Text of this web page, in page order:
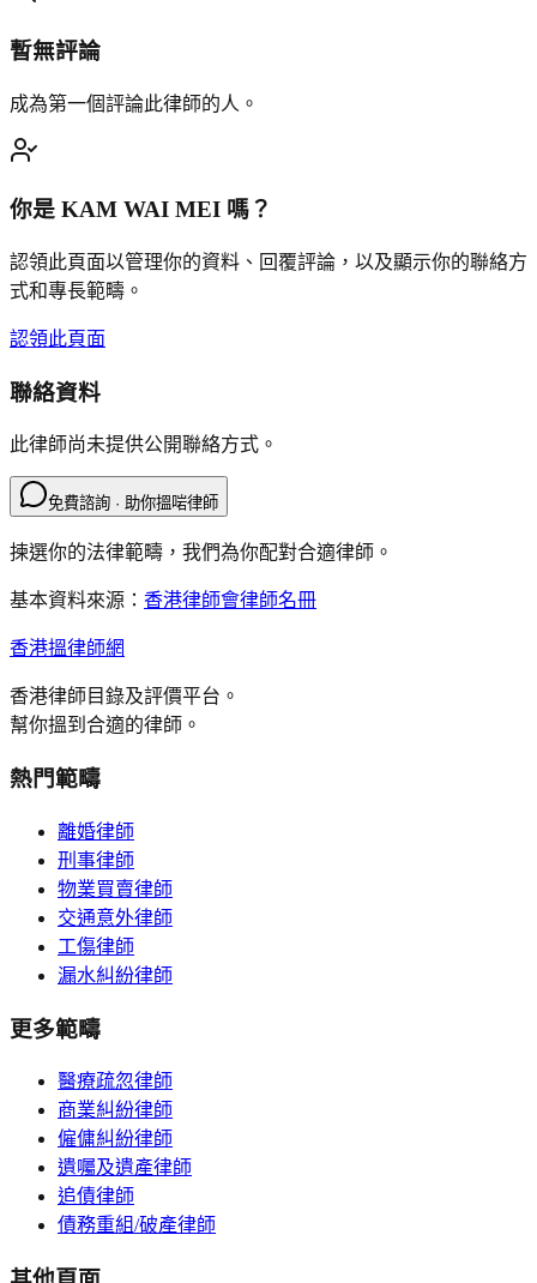
暫無評論
成為第一個評論此律師的人。
你是 KAM WAI MEI 嗎？
認領此頁面以管理你的資料、回覆評論，以及顯示你的聯絡方
式和專長範疇。
認領此頁面
聯絡資料
此律師尚未提供公開聯絡方式。
免費諮詢 · 助你搵啱律師
揀選你的法律範疇，我們為你配對合適律師。
基本資料來源： 香港律師會律師名冊
香港搵律師網
香港律師目錄及評價平台。
幫你搵到合適的律師。
熱門範疇
離婚律師
刑事律師
物業買賣律師
交通意外律師
工傷律師
漏水糾紛律師
更多範疇
醫療疏忽律師
商業糾紛律師
僱傭糾紛律師
遺囑及遺產律師
追債律師
債務重組/破產律師